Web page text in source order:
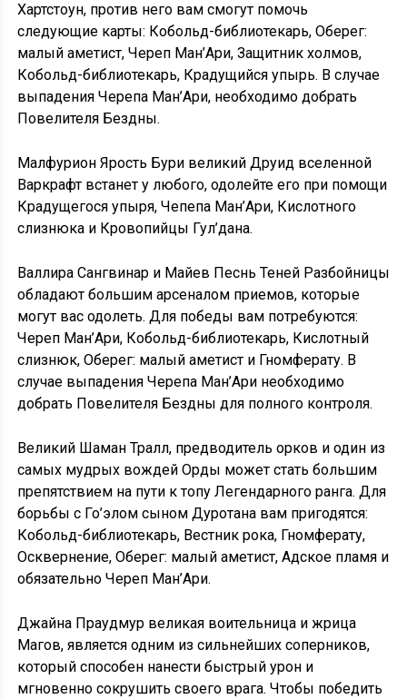
Хартстоун, против него вам смогут помочь
следующие карты: Кобольд-библиотекарь, Оберег:
малый аметист, Череп Ман’Ари, Защитник холмов,
Кобольд-библиотекарь, Крадущийся упырь. В случае
выпадения Черепа Ман’Ари, необходимо добрать
Повелителя Бездны.
Малфурион Ярость Бури великий Друид вселенной
Варкрафт встанет у любого, одолейте его при помощи
Крадущегося упыря, Чепепа Ман’Ари, Кислотного
слизнюка и Кровопийцы Гул’дана.
Валлира Сангвинар и Майев Песнь Теней Разбойницы
обладают большим арсеналом приемов, которые
могут вас одолеть. Для победы вам потребуются:
Череп Ман’Ари, Кобольд-библиотекарь, Кислотный
слизнюк, Оберег: малый аметист и Гномферату. В
случае выпадения Черепа Ман’Ари необходимо
добрать Повелителя Бездны для полного контроля.
Великий Шаман Тралл, предводитель орков и один из
самых мудрых вождей Орды может стать большим
препятствием на пути к топу Легендарного ранга. Для
борьбы с Го’элом сыном Дуротана вам пригодятся:
Кобольд-библиотекарь, Вестник рока, Гномферату,
Осквернение, Оберег: малый аметист, Адское пламя и
обязательно Череп Ман’Ари.
Джайна Праудмур великая воительница и жрица
Магов, является одним из сильнейших соперников,
который способен нанести быстрый урон и
мгновенно сокрушить своего врага. Чтобы победить